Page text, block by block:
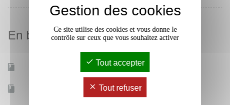
En bref
Oui
Accessible à distance Non
Gestion des cookies
Ce site utilise des cookies et vous donne le
contrôle sur ceux que vous souhaitez activer
Tout accepter
Tout refuser